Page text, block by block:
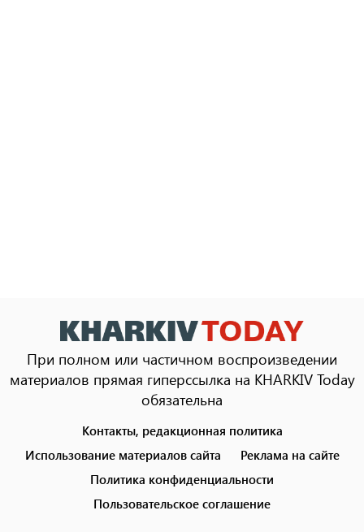
При полном или частичном воспроизведении
материалов прямая гиперссылка на KHARKIV Today
обязательна
menu
Контакты, редакционная политика
Использование материалов сайта
Реклама на сайте
Политика конфиденциальности
Пользовательское соглашение